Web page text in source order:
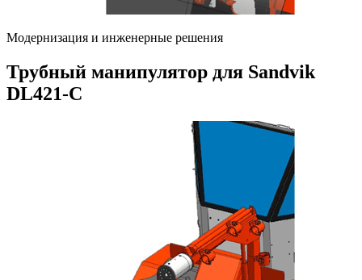
Модернизация и инженерные решения
Трубный манипулятор для Sandvik
DL421-C